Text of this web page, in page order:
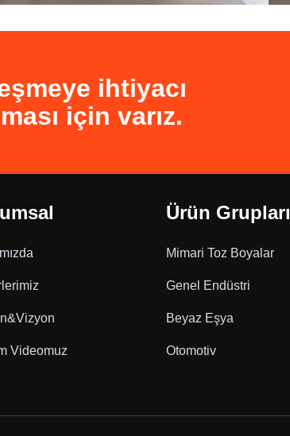
ihtiyacı
için varız.
Videomuz
Ürün Grupları
Mimari Toz Boyalar
Genel Endüstri
Beyaz Eşya
Otomotiv